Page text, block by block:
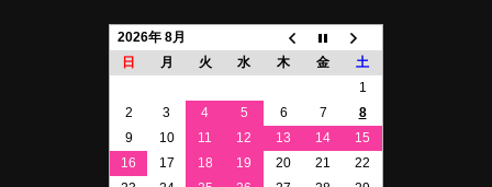
2026年 8月
日
月 火 水 木 金
土
1
2
3 4 5 6 7
8
9
10 11 12 13 14
15
16
17 18 19 20 21
22